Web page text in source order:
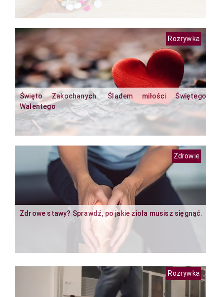
Święto Zakochanych. Śladem miłości Świętego
Walentego
Rozrywka
Zdrowe stawy? Sprawdź, po jakie zioła musisz sięgnąć.
Zdrowie
Rozrywka